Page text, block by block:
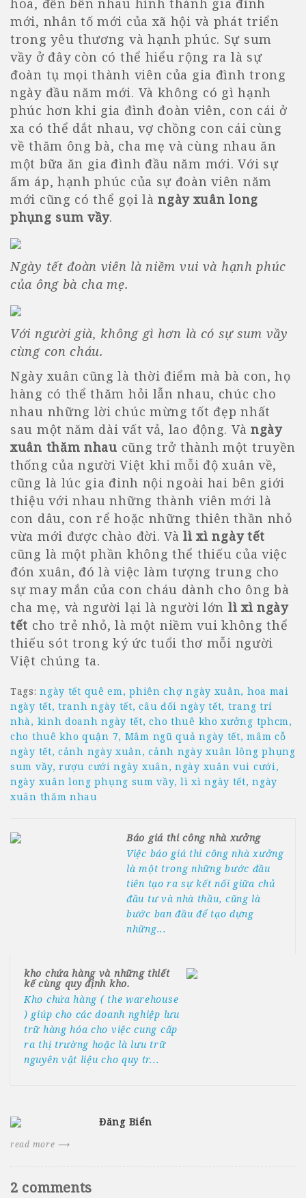
hoa, đến bên nhau hình thành gia đình
mới, nhân tố mới của xã hội và phát triển
trong yêu thương và hạnh phúc. Sự sum
vầy ở đây còn có thể hiểu rộng ra là sự
đoàn tụ mọi thành viên của gia đình trong
ngày đầu năm mới. Và không có gì hạnh
phúc hơn khi gia đình đoàn viên, con cái ở
xa có thể dắt nhau, vợ chồng con cái cùng
về thăm ông bà, cha mẹ và cùng nhau ăn
một bữa ăn gia đình đầu năm mới. Với sự
ấm áp, hạnh phúc của sự đoàn viên năm
mới cũng có thể gọi làngày xuân long
phụng sum vầy.
Ngày tết đoàn viên là niềm vui và hạnh phúc
của ông bà cha mẹ.
Với người già, không gì hơn là có sự sum vầy
cùng con cháu.
Ngày xuân cũng là thời điểm mà bà con, họ
hàng có thể thăm hỏi lẫn nhau, chúc cho
nhau những lời chúc mừng tốt đẹp nhất
sau một năm dài vất vả, lao động. Và ngày
xuân thăm nhau cũng trở thành một truyền
thống của người Việt khi mỗi độ xuân về,
cũng là lúc gia đinh nội ngoài hai bên giới
thiệu với nhau những thành viên mới là
con dâu, con rể hoặc những thiên thần nhỏ
vừa mới được chào đời. Vàlì xì ngày tết
cũng là một phần không thể thiếu của việc
đón xuân, đó là việc làm tượng trung cho
sự may mắn của con cháu dành cho ông bà
cha mẹ, và người lại là người lớn lì xì ngày
tết cho trẻ nhỏ, là một niềm vui không thể
thiếu sót trong ký ức tuổi thơ mỗi người
Việt chúng ta.
Tags: ngày tết quê em phiên chợ ngày xuân hoa mai
ngày tết tranh ngày tết câu đối ngày tết trang trí
nhà
kinh doanh ngày tết cho thuê kho xưởng tphcm
cho thuê kho quận 7 Mâm ngũ quả ngày tết mâm cỗ
ngày tết cảnh ngày xuân cảnh ngày xuân lông phụng
sum vầy rượu cưới ngày xuân ngày xuân vui cưới
ngày xuân long phụng sum vầy lì xì ngày tết ngày
xuân thăm nhau
Báo giá thi công nhà xưởng
Việc báo giá thi công nhà xưởng
là một trong những bước đầu
tiên tạo ra sự kết nối giữa chủ
đầu tư và nhà thầu, cũng là
bước ban đầu để tạo dựng
những...
kho chứa hàng và những thiết
kế cùng quy định kho.
Kho chứa hàng ( the warehouse
) giúp cho các doanh nghiệp lưu
trữ hàng hóa cho việc cung cấp
ra thị trường hoặc là lưu trữ
nguyên vật liệu cho quy tr...
Đăng Biển
read more ⟶
2 comments